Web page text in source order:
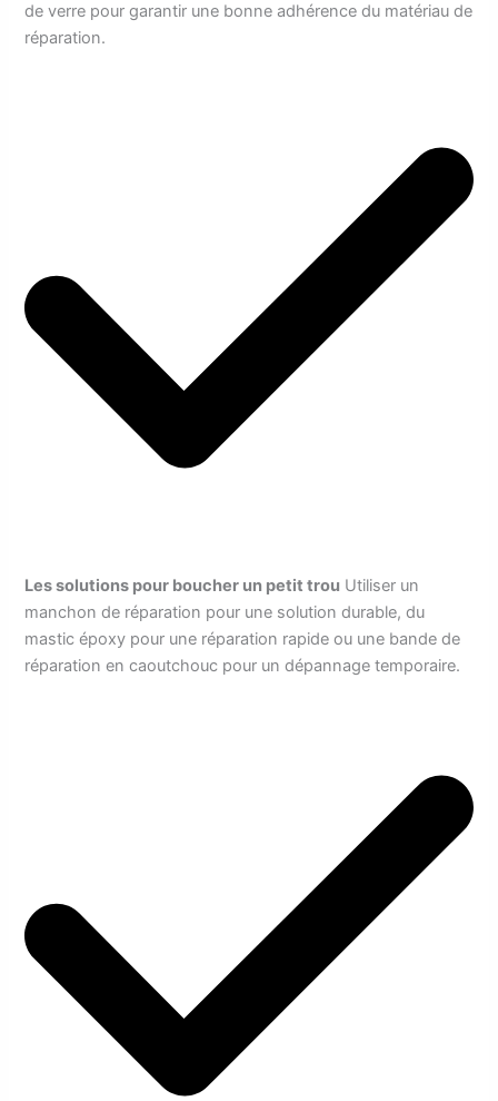
de verre pour garantir une bonne adhérence du matériau de
réparation.
Les solutions pour boucher un petit trou Utiliser un
manchon de réparation pour une solution durable, du
mastic époxy pour une réparation rapide ou une bande de
réparation en caoutchouc pour un dépannage temporaire.